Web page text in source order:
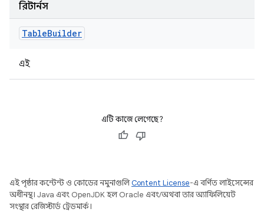
রিটার্নস
TableBuilder
এই
এটি কাজে লেগেছে?
এই পৃষ্ঠার কন্টেন্ট ও কোডের নমুনাগুলিContent License-এ বর্ণিত লাইসেন্সের
অধীনস্থ। Java এবং OpenJDK হল Oracle এবং/অথবা তার অ্যাফিলিয়েট
সংস্থার রেজিস্টার্ড ট্রেডমার্ক।